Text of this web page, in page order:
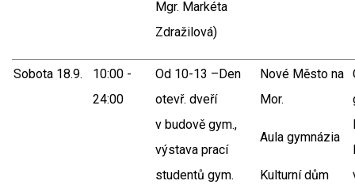
Mgr. Markéta
Zdražilová)
Sobota 18.9.
10:00 -
24:00
Od 10-13 –Den
otevř. dveří
v budově gym.,
výstava prací
studentů gym.
Nové Město na
Mor.
Aula gymnázia
Kulturní dům